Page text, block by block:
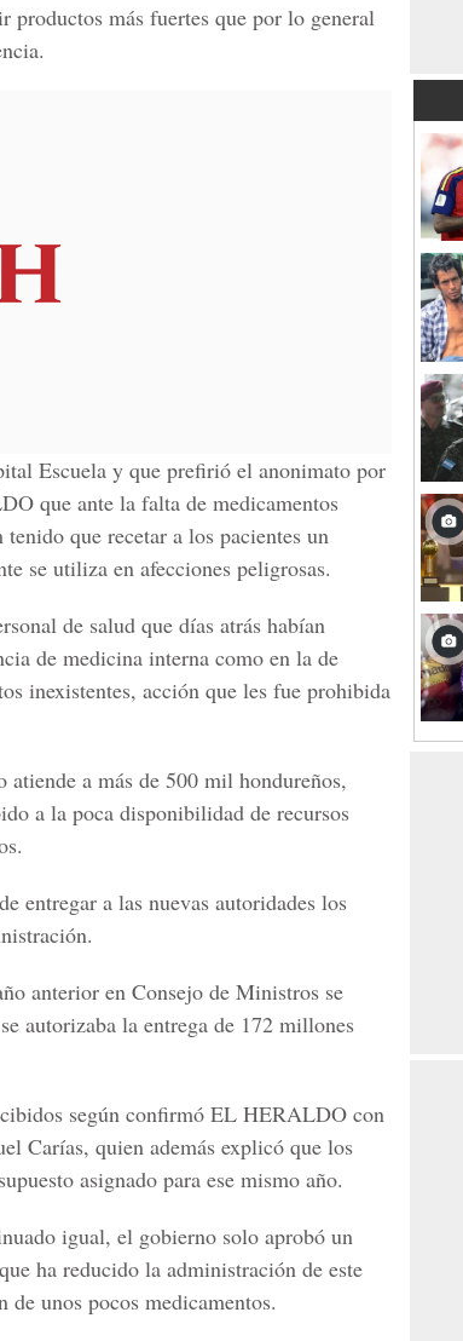
productos más fuertes que por lo general
Escuela y que prefirió el anonimato por
que ante la falta de medicamentos
que recetar a los pacientes un
se utiliza en afecciones peligrosas.
de salud que días atrás habían
de medicina interna como en la de
inexistentes, acción que les fue prohibida
a más de 500 mil hondureños,
a la poca disponibilidad de recursos
entregar a las nuevas autoridades los
anterior en Consejo de Ministros se
autorizaba la entrega de 172 millones
según confirmó EL HERALDO con
Carías, quien además explicó que los
asignado para ese mismo año.
igual, el gobierno solo aprobó un
ha reducido la administración de este
unos pocos medicamentos.